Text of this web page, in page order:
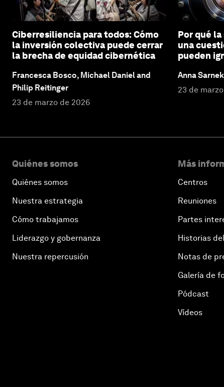
Ciberresiliencia para todos: Cómo
la inversión colectiva puede cerrar
la brecha de equidad cibernética
Francesca Bosco, Michael Daniel and
Philip Reitinger
23 de marzo de 2026
Por qué
una
pueden
Anna
23 de
Quiénes somos
Quiénes somos
Nuestra estrategia
Cómo trabajamos
Liderazgo y gobernanza
Nuestra repercusión
Más
Centros
Reuniones
Partes
Historias
Notas de
Galería de
Pódcast
Vídeos